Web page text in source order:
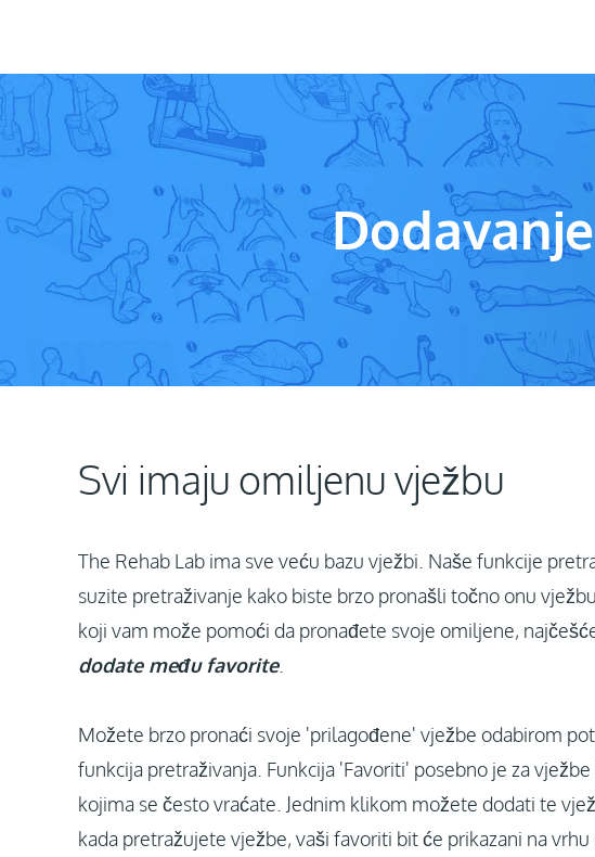
Svi imaju omiljenu vježbu
The Rehab Lab ima sve veću bazu vježbi. Naše funkcije
suzite pretraživanje kako biste brzo pronašli točno onu
koji vam može pomoći da pronađete svoje omiljene,
dodate među favorite.
Možete brzo pronaći svoje 'prilagođene' vježbe odabirom
funkcija pretraživanja. Funkcija 'Favoriti' posebno je za
kojima se često vraćate. Jednim klikom možete dodati te
kada pretražujete vježbe, vaši favoriti bit će prikazani na